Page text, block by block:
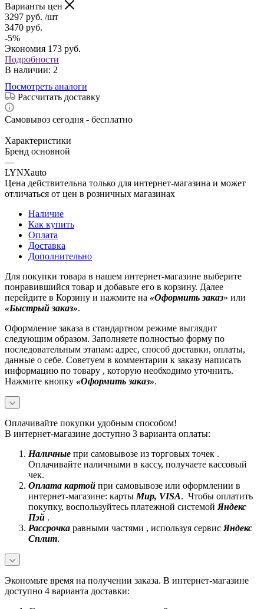
Варианты цен
3297 руб. /шт
3470 руб.
-5%
Экономия 173 руб.
Подробности
В наличии: 2
Посмотреть аналоги
Рассчитать доставку
Самовывоз сегодня - бесплатно
Характеристики
Бренд основной
—
LYNXauto
Цена действительна только для интернет-магазина и может
отличаться от цен в розничных магазинах
Наличие
Как купить
Оплата
Доставка
Дополнительно
Для покупки товара в нашем интернет-магазине выберите
понравившийся товар и добавьте его в корзину. Далее
перейдите в Корзину и нажмите на «Оформить заказ» или
«Быстрый заказ».
Оформление заказа в стандартном режиме выглядит
следующим образом. Заполняете полностью форму по
последовательным этапам: адрес, способ доставки, оплаты,
данные о себе. Советуем в комментарии к заказу написать
информацию по товару , которую необходимо уточнить.
Нажмите кнопку «Оформить заказ».
Оплачивайте покупки удобным способом!
В интернет-магазине доступно 3 варианта оплаты:
Наличные при самовывозе из торговых точек .
Оплачивайте наличными в кассу, получаете кассовый
чек.
Оплата картой при самовывозе или оформлении в
интернет-магазине: карты Mир, VISA. Чтобы оплатить
покупку, воспользуйтесь платежной системой Яндекс
Пэй .
Рассрочка равными частями , используя сервис Яндекс
Сплит.
Экономьте время на получении заказа. В интернет-магазине
доступно 4 варианта доставки: